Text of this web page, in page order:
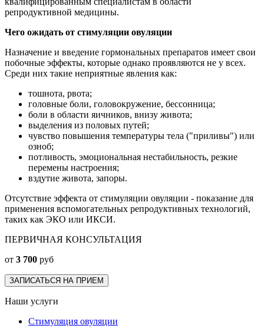
репродуктивной медицины.
Чего ожидать от стимуляции овуляции
Назначение и введение гормональных препаратов имеет свои
побочные эффекты, которые однако проявляются не у всех.
Среди них такие неприятные явления как:
тошнота, рвота;
головные боли, головокружение, бессонница;
боли в области яичников, внизу живота;
выделения из половых путей;
чувство повышения температуры тела ("приливы") или
озноб;
потливость, эмоциональная нестабильность, резкие
перемены настроения;
вздутие живота, запоры.
Отсутствие эффекта от стимуляции овуляции - показание для
применения вспомогательных репродуктивных технологий,
таких как ЭКО или ИКСИ.
ПЕРВИЧНАЯ КОНСУЛЬТАЦИЯ
от 3 700 руб
ЗАПИСАТЬСЯ НА ПРИЕМ
Наши услуги
Стимуляция овуляции